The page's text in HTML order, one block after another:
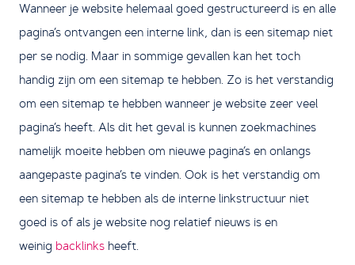
Wanneer je website helemaal goed gestructureerd is en alle
pagina’s ontvangen een interne link, dan is een sitemap niet
per se nodig. Maar in sommige gevallen kan het toch
handig zijn om een sitemap te hebben. Zo is het verstandig
om een sitemap te hebben wanneer je website zeer veel
pagina’s heeft. Als dit het geval is kunnen zoekmachines
namelijk moeite hebben om nieuwe pagina’s en onlangs
aangepaste pagina’s te vinden. Ook is het verstandig om
een sitemap te hebben als de interne linkstructuur niet
goed is of als je website nog relatief nieuws is en
weinig backlinks heeft.